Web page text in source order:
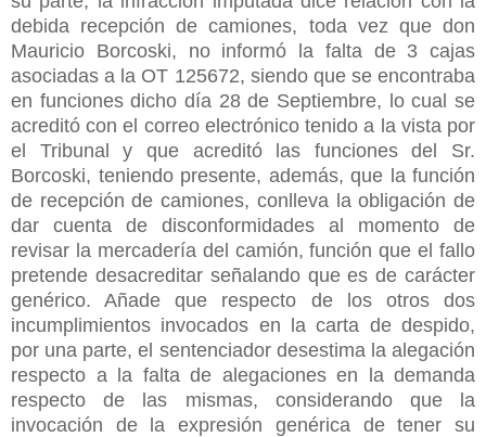
debida recepción de camiones, toda vez que don
Mauricio Borcoski, no informó la falta de 3 cajas
asociadas a la OT 125672, siendo que se encontraba
en funciones dicho día 28 de Septiembre, lo cual se
acreditó con el correo electrónico tenido a la vista por
el Tribunal y que acreditó las funciones del Sr.
Borcoski, teniendo presente, además, que la función
de recepción de camiones, conlleva la obligación de
dar cuenta de disconformidades al momento de
revisar la mercadería del camión, función que el fallo
pretende desacreditar señalando que es de carácter
genérico. Añade que respecto de los otros dos
incumplimientos invocados en la carta de despido,
por una parte, el sentenciador desestima la alegación
respecto a la falta de alegaciones en la demanda
respecto de las mismas, considerando que la
invocación de la expresión genérica de tener su